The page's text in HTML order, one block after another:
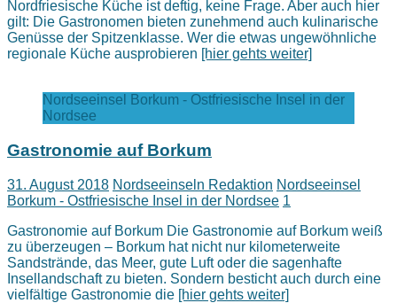
Nordfriesische Küche ist deftig, keine Frage. Aber auch hier
gilt: Die Gastronomen bieten zunehmend auch kulinarische
Genüsse der Spitzenklasse. Wer die etwas ungewöhnliche
regionale Küche ausprobieren [hier gehts weiter]
Nordseeinsel Borkum - Ostfriesische Insel in der
Nordsee
Gastronomie auf Borkum
31. August 2018 Nordseeinseln Redaktion Nordseeinsel
Borkum - Ostfriesische Insel in der Nordsee 1
Gastronomie auf Borkum Die Gastronomie auf Borkum weiß
zu überzeugen – Borkum hat nicht nur kilometerweite
Sandstrände, das Meer, gute Luft oder die sagenhafte
Insellandschaft zu bieten. Sondern besticht auch durch eine
vielfältige Gastronomie die [hier gehts weiter]